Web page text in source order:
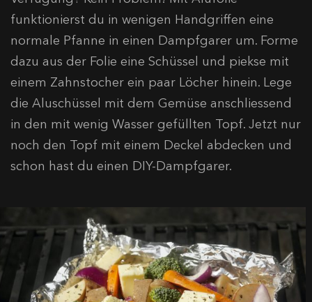
funktionierst du in wenigen Handgriffen eine
normale Pfanne in einen Dampfgarer um. Forme
dazu aus der Folie eine Schüssel und piekse mit
einem Zahnstocher ein paar Löcher hinein. Lege
die Aluschüssel mit dem Gemüse anschliessend
in den mit wenig Wasser gefüllten Topf. Jetzt nur
noch den Topf mit einem Deckel abdecken und
schon hast du einen DIY-Dampfgarer.